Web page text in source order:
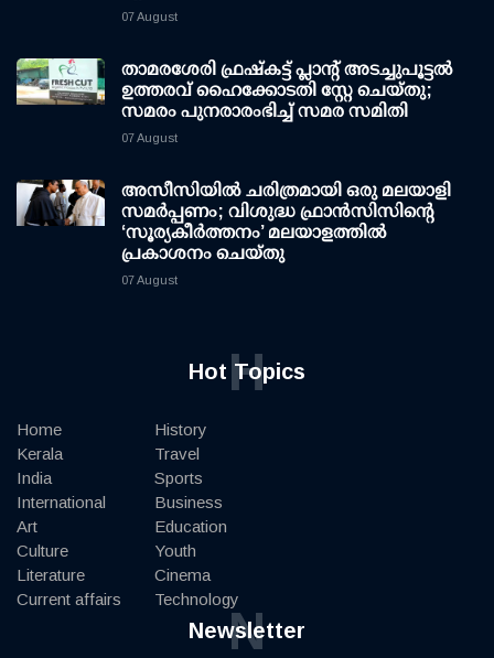
07 August
താമരശേരി ഫ്രഷ്കട്ട് പ്ലാന്റ് അടച്ചുപൂട്ടൽ
ഉത്തരവ് ഹൈക്കോടതി സ്റ്റേ ചെയ്തു;
സമരം പുനരാരംഭിച്ച് സമര സമിതി
07 August
അസീസിയിൽ ചരിത്രമായി ഒരു മലയാളി
സമർപ്പണം; വിശുദ്ധ ഫ്രാൻസിസിന്റെ
‘സൂര്യകീർത്തനം’ മലയാളത്തിൽ
പ്രകാശനം ചെയ്തു
07 August
Hot Topics
H
Home
Kerala
India
International
Art
Culture
Literature
Current affairs
History
Travel
Sports
Business
Education
Youth
Cinema
Technology
Newsletter
N